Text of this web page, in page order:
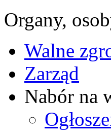
Organy,
Walne
Zarząd
Nabór na